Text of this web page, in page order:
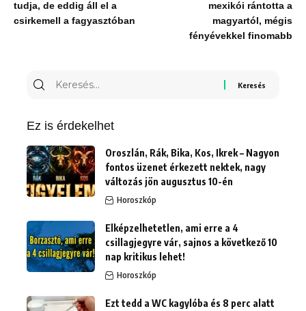
tudja, de eddig áll el a
csirkemell a fagyasztóban
mexikói rántotta a
magyartól, mégis
fényévekkel finomabb
Keresés
Ez is érdekelhet
Oroszlán, Rák, Bika, Kos, Ikrek – Nagyon
fontos üzenet érkezett nektek, nagy
változás jön augusztus 10-én
Horoszkóp
Elképzelhetetlen, ami erre a 4
csillagjegyre vár, sajnos a következő 10
nap kritikus lehet!
Horoszkóp
Ezt tedd a WC kagylóba és 8 perc alatt